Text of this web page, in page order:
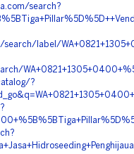
search?
label/
?